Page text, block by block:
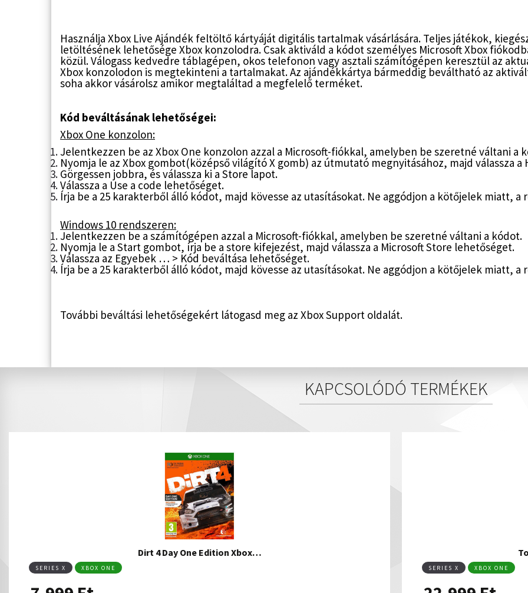
Használja Xbox Live Ajándék feltöltő kártyáját digitális tartalmak vásárlására. Teljes játékok,
letöltésének lehetősége Xbox konzolodra. Csak aktiváld a kódot személyes Microsoft Xbox
közül. Válogass kedvedre táblagépen, okos telefonon vagy asztali számítógépen keresztül az
Xbox konzolodon is megtekinteni a tartalmakat. Az ajándékkártya bármeddig beváltható az
soha akkor vásárolsz amikor megtaláltad a megfelelő terméket.
Kód beváltásának lehetőségei:
Xbox One konzolon:
Jelentkezzen be az Xbox One konzolon azzal a Microsoft-fiókkal, amelyben be szeretné váltani a
Nyomja le az Xbox gombot(középső világító X gomb) az útmutató megnyitásához, majd válassza
Görgessen jobbra, és válassza ki a Store lapot.
Válassza a Use a code lehetőséget.
Írja be a 25 karakterből álló kódot, majd kövesse az utasításokat. Ne aggódjon a kötőjelek miatt,
Windows 10 rendszeren:
Jelentkezzen be a számítógépen azzal a Microsoft-fiókkal, amelyben be szeretné váltani a kódot.
Nyomja le a Start gombot, írja be a store kifejezést, majd válassza a Microsoft Store lehetőséget.
Válassza az Egyebek … > Kód beváltása lehetőséget.
Írja be a 25 karakterből álló kódot, majd kövesse az utasításokat. Ne aggódjon a kötőjelek miatt,
További beváltási lehetőségekért látogasd meg az Xbox Support oldalát.
KAPCSOLÓDÓ TERMÉKEK
Dirt 4 Day One Edition Xbox…
SERIES X XBOX ONE SERIES X XBOX ONE